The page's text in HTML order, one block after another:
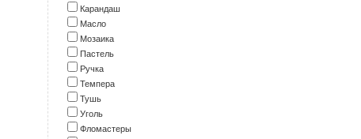
Карандаш
Масло
Мозаика
Пастель
Ручка
Темпера
Тушь
Уголь
Фломастеры